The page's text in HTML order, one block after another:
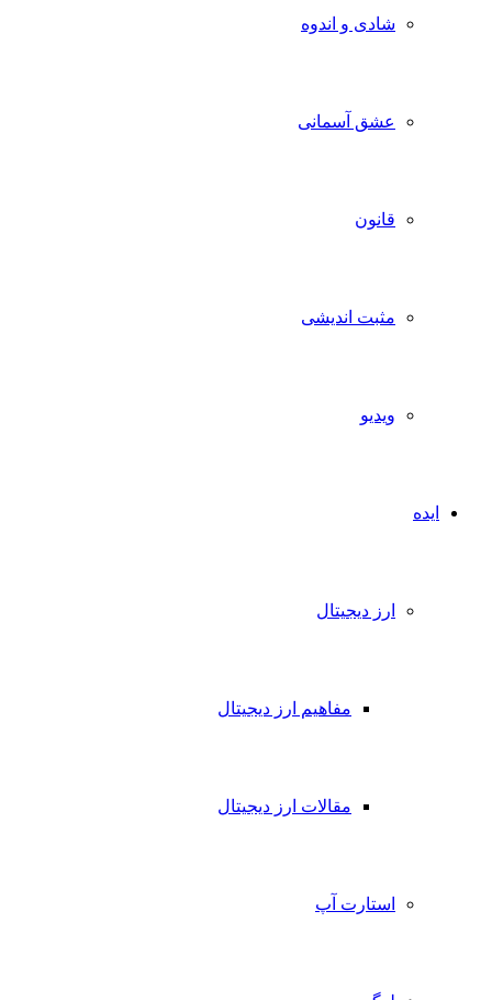
شادی و اندوه
عشق آسمانی
قانون
مثبت اندیشی
ویدیو
ایده
ارز دیجیتال
مفاهیم ارز دیجیتال
مقالات ارز دیجیتال
استارت آپ